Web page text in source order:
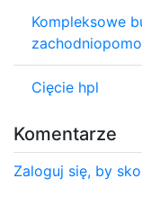
Kompleksowe
Cięcie hpl
Komentarze
Zaloguj się, by